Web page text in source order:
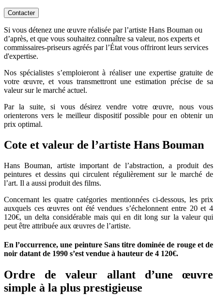
Contacter
Si vous détenez une œuvre réalisée par l’artiste Hans Bouman ou
d’après, et que vous souhaitez connaître sa valeur, nos experts et
commissaires-priseurs agréés par l’État vous offriront leurs services
d'expertise.
Nos spécialistes s’emploieront à réaliser une expertise gratuite de
votre œuvre, et vous transmettront une estimation précise de sa
valeur sur le marché actuel.
Par la suite, si vous désirez vendre votre œuvre, nous vous
orienterons vers le meilleur dispositif possible pour en obtenir un
prix optimal.
Cote et valeur de l’artiste Hans Bouman
Hans Bouman, artiste important de l’abstraction, a produit des
peintures et dessins qui circulent régulièrement sur le marché de
l’art. Il a aussi produit des films.
Concernant les quatre catégories mentionnées ci-dessous, les prix
auxquels ces œuvres ont été vendues s’échelonnent entre 20 et 4
120€, un delta considérable mais qui en dit long sur la valeur qui
peut être attribuée aux œuvres de l’artiste.
En l’occurrence, une peinture Sans titre dominée de rouge et de
noir datant de 1990 s’est vendue à hauteur de 4 120€.
Ordre de valeur allant d’une œuvre
simple à la plus prestigieuse